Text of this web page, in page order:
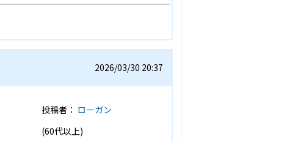
2026/03/30 20:37
投稿者： ローガン
(60代以上)